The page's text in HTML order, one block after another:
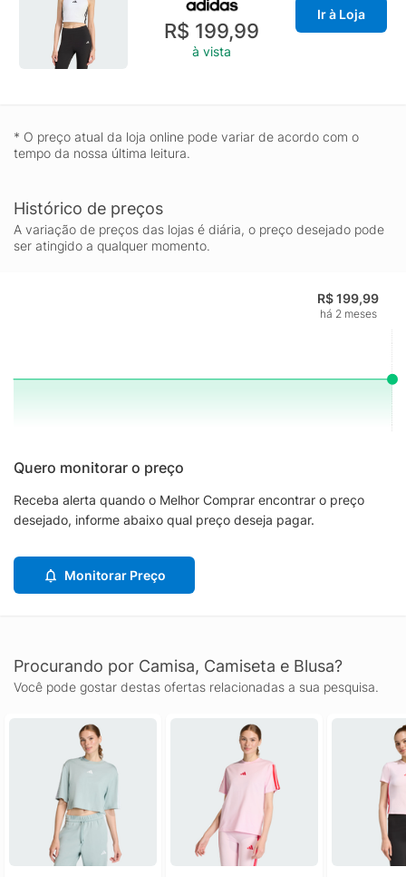
R$ 199,99
à vista
Ir à Loja
* O preço atual da loja online pode variar de acordo com o
tempo da nossa última leitura.
Histórico de preços
A variação de preços das lojas é diária, o preço desejado pode
ser atingido a qualquer momento.
R$ 199,99
há 2 meses
Quero monitorar o preço
Receba alerta quando o Melhor Comprar encontrar o preço
desejado, informe abaixo qual preço deseja pagar.
Monitorar Preço
Procurando por Camisa, Camiseta e Blusa?
Você pode gostar destas ofertas relacionadas a sua pesquisa.